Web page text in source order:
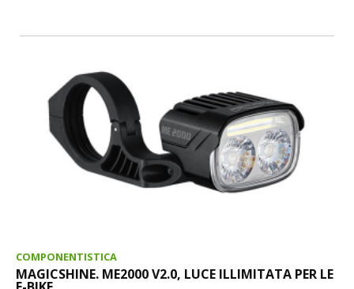
COMPONENTISTICA
MAGICSHINE. ME2000 V2.0, LUCE ILLIMITATA PER LE